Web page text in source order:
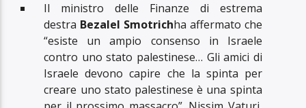
Il ministro delle Finanze di estrema
destra Bezalel Smotrichha affermato che
“esiste un ampio consenso in Israele
contro uno stato palestinese… Gli amici di
Israele devono capire che la spinta per
creare uno stato palestinese è una spinta